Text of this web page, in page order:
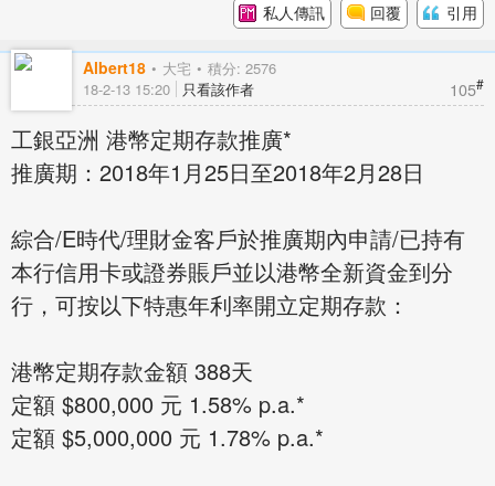
私人傳訊 回覆 引用
Albert18 大宅 積分: 2576
105#
18-2-13 15:20 只看該作者
工銀亞洲 港幣定期存款推廣*
推廣期：2018年1月25日至2018年2月28日
綜合/E時代/理財金客戶於推廣期內申請/已持有
本行信用卡或證券賬戶並以港幣全新資金到分
行，可按以下特惠年利率開立定期存款：
港幣定期存款金額 388天
定額 $800,000 元 1.58% p.a.*
定額 $5,000,000 元 1.78% p.a.*